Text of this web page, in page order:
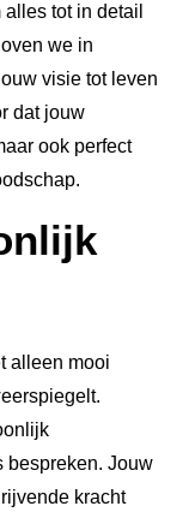
tot in detail
we in
visie tot leven
dat jouw
ook perfect
alleen mooi
bespreken. Jouw
kracht